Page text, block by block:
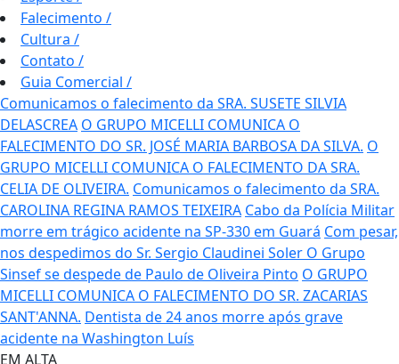
Falecimento /
Cultura /
Contato /
Guia Comercial /
Comunicamos o falecimento da SRA. SUSETE SILVIA
DELASCREA O GRUPO MICELLI COMUNICA O
FALECIMENTO DO SR. JOSÉ MARIA BARBOSA DA SILVA. O
GRUPO MICELLI COMUNICA O FALECIMENTO DA SRA.
CELIA DE OLIVEIRA. Comunicamos o falecimento da SRA.
CAROLINA REGINA RAMOS TEIXEIRA Cabo da Polícia Militar
morre em trágico acidente na SP-330 em Guará Com pesar,
nos despedimos do Sr. Sergio Claudinei Soler O Grupo
Sinsef se despede de Paulo de Oliveira Pinto O GRUPO
MICELLI COMUNICA O FALECIMENTO DO SR. ZACARIAS
SANT'ANNA. Dentista de 24 anos morre após grave
acidente na Washington Luís
EM ALTA